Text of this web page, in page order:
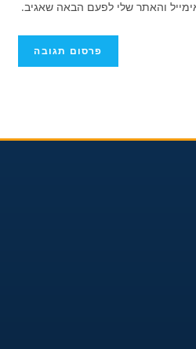
והאתר שלי לפעם הבאה שאגיב.